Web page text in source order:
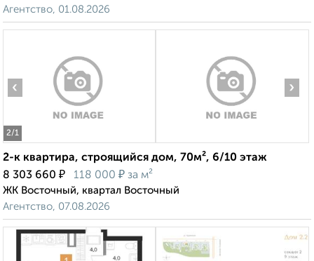
Агентство, 01.08.2026
2/1
‹ ›
2-к квартира, строящийся дом, 70м², 6/10 этаж
8 303 660 ₽ 118 000 ₽ за м²
ЖК Восточный, квартал Восточный
Агентство, 07.08.2026